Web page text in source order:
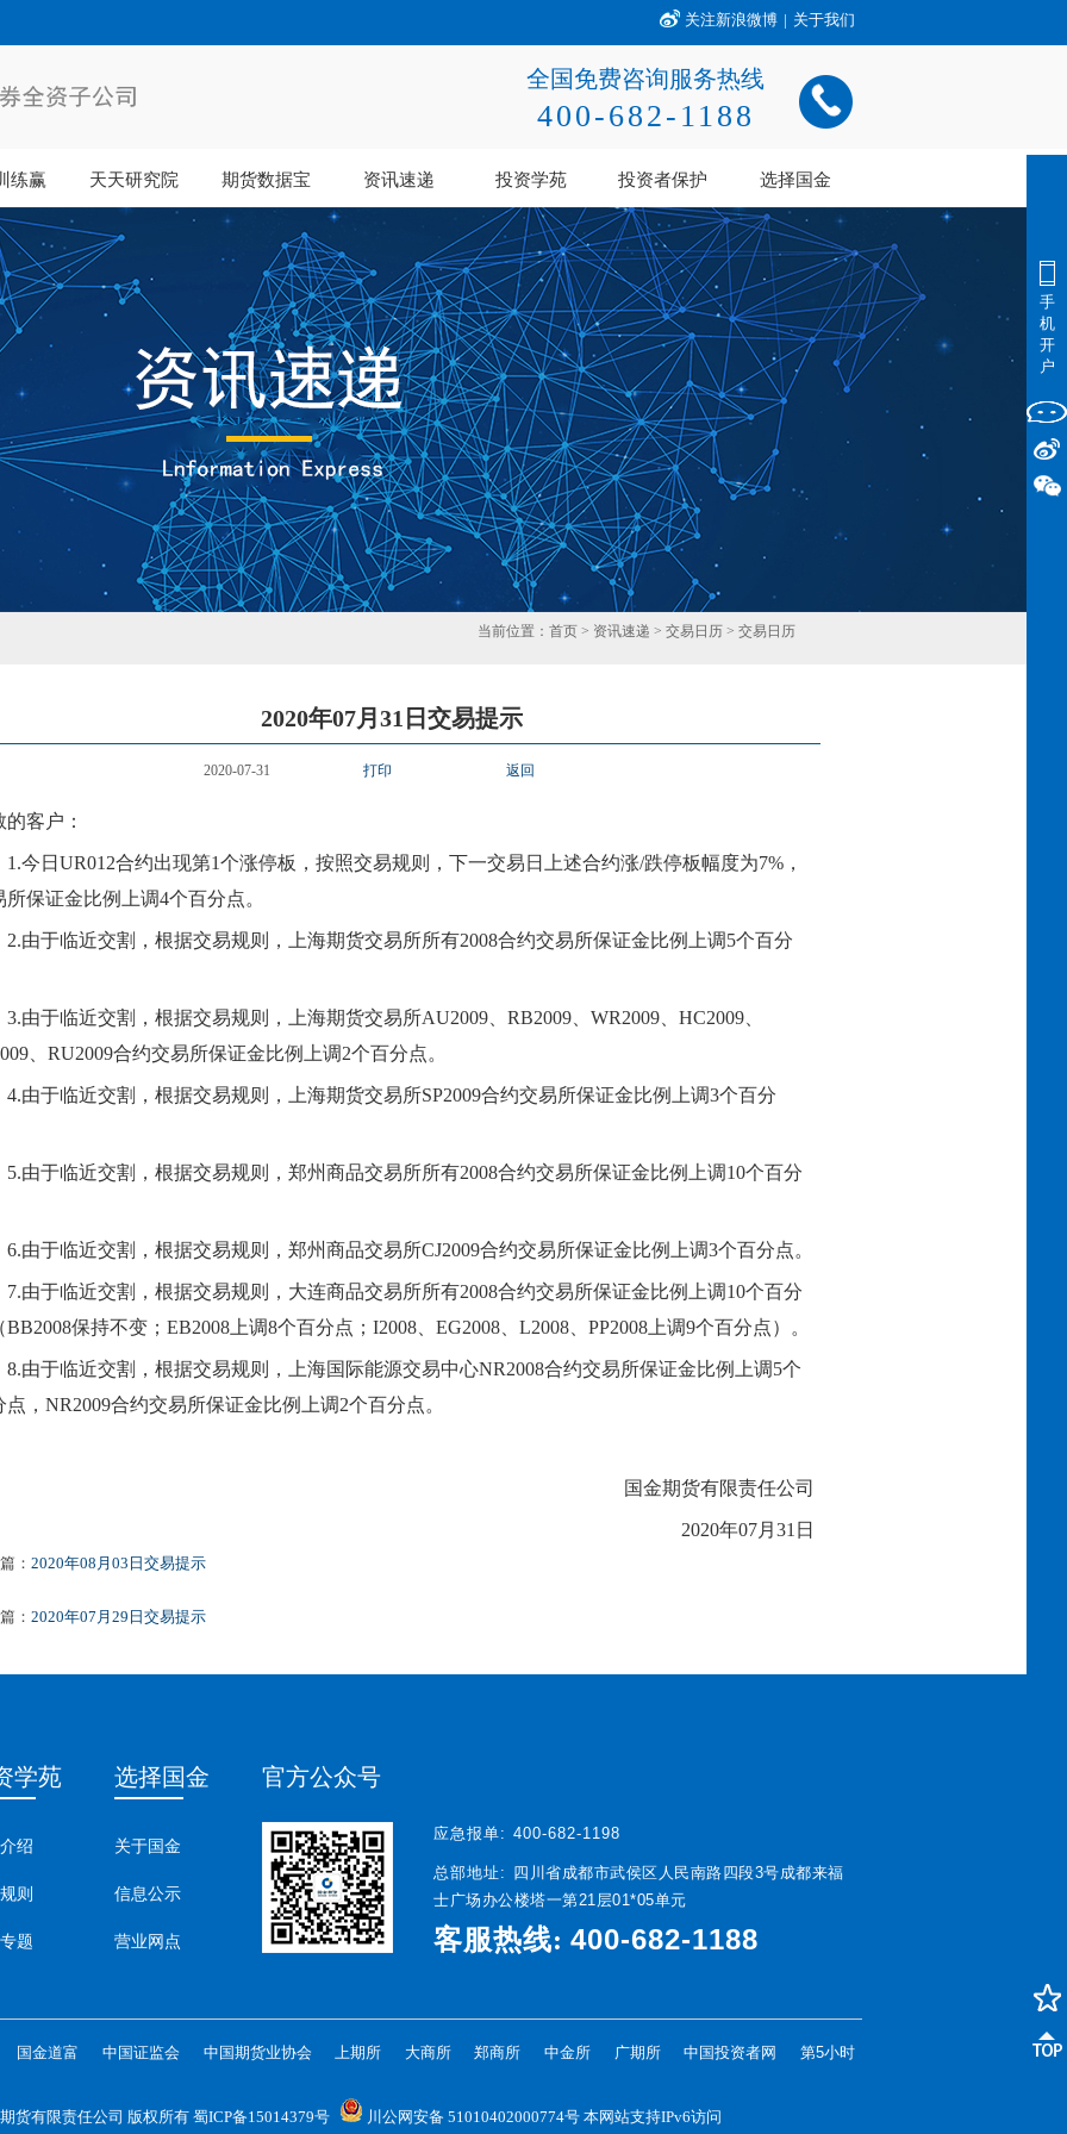
关注新浪微博 | 关于我们
全国免费咨询服务热线
400-682-1188
练赢 天天研究院 期货数据宝 资讯速递 投资学苑 投资者保护 选择国金
当前位置： 首页 > 资讯速递 > 交易日历 > 交易日历
2020年07月31日交易提示
2020-07-31 打印 返回
的客户：
1.今日 UR012合约出现第1个涨停板，按照交易规则，下一交易日上述合约涨/跌停板幅度为7%，
所保证金比例
上调4个百分点。
2.由于临近交割，根据交易规则，上海期货交易所所有2008合约交易所保证金比例上调5个百分
3.由于临近交割，根据交易规则，上海期货交易所AU2009 RB2009 WR2009 HC2009
009、 RU2009合约交易所保证金比例上调2个百分点。
4.由于临近交割，根据交易规则，上海期货交易所SP2009合约交易所保证金比例上调3个百分
5.由于临近交割，根据交易规则，郑州商品交易所所有2008合约交易所保证金比例上调10个百分
6.由于临近交割，根据交易规则，郑州商品交易所CJ2009合约交易所保证金比例上调3个百分点。
7.由于临近交割，根据交易规则，大连商品交易所所有2008合约交易所保证金比例上调10个百分
BB2008保持不变； EB2008 上调8个百分点； I2008、 EG2008 L2008 PP2008 上调9个百分点）。
8.由于临近交割，根据交易规则，上海国际能源交易中心NR2008合约交易所保证金比例上调5个
点 ， NR2009合约交易所保证金比例上调2个百分点。
国金期货有限责任公司
2020年07月 31 日
： 2020年08月03日交易提示
： 2020年07月29日交易提示
学苑
绍
则
题
选择国金
关于国金
信息公示
营业网点
官方公众号
应急报单: 400-682-1198
总部地址: 四川省成都市武侯区人民南路四段3号成都来福
士广场办公楼塔一第21层01*05单元
客服热线: 400-682-1188
国金道富 中国证监会 中国期货业协会 上期所 大商所 郑商所 中金所 广期所 中国投资者网 第5小时
货有限责任公司 版权所有蜀ICP备15014379号 川公网安备 51010402000774号 本网站支持IPv6访问
手
机
开
户